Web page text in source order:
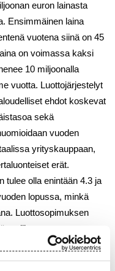
euron lainasta
Ensimmäinen laina
vuotena siinä on 45
on voimassa kaksi
10 miljoonalla
vuotta. Luottojärjestelyt
ehdot koskevat
sekä
vuoden
yrityskauppaan,
erät.
tulee olla enintään 4.3 ja
lopussa, minkä
Luottosopimuksen
miljoona euroa vuonna
2013. Luoton
Pankki, Pohjola Pankki,